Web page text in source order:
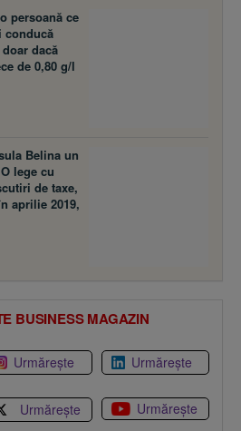
persoană ce
conducă
dacă
de 0,80 g/l
Belina un
lege cu
de taxe,
aprilie 2019,
BUSINESS MAGAZIN
Urmărește Urmărește
Urmărește
Urmărește